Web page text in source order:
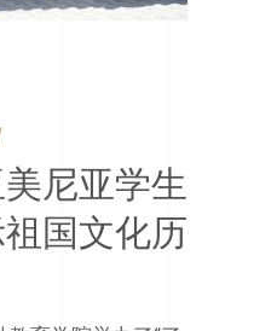
尼亚学生
国文化历